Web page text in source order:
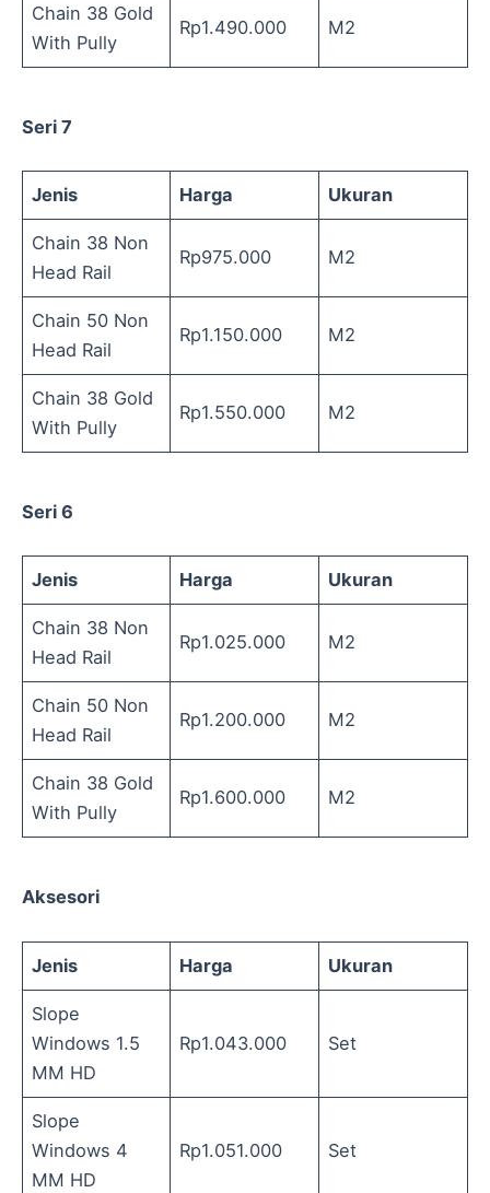
Chain 38 Gold
With Pully
Rp1.490.000 M2
Seri 7
Jenis Harga Ukuran
Chain 38 Non
Head Rail
Rp975.000 M2
Chain 50 Non
Head Rail
Rp1.150.000 M2
Chain 38 Gold
With Pully
Rp1.550.000 M2
Seri 6
Jenis Harga Ukuran
Chain 38 Non
Head Rail
Rp1.025.000 M2
Chain 50 Non
Head Rail
Rp1.200.000 M2
Chain 38 Gold
With Pully
Rp1.600.000 M2
Aksesori
Jenis Harga Ukuran
Slope
Windows 1.5
MM HD
Rp1.043.000 Set
Slope
Windows 4
MM HD
Rp1.051.000 Set